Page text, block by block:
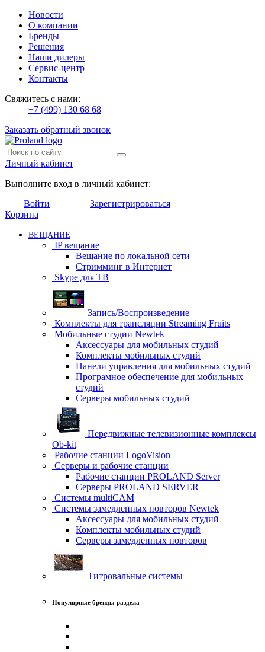
Новости
О компании
Бренды
Решения
Наши дилеры
Сервис-центр
Контакты
Свяжитесь с нами:
+7 (499) 130 68 68
Заказать обратный звонок
Личный кабинет
Выполните вход в личный кабинет:
Войти
Зарегистрироваться
Корзина
ВЕЩАНИЕ
IP вещание
Вещание по локальной сети
Стримминг в Интернет
Skype для ТВ
Запись/Воспроизведение
Комплекты для трансляции Streaming Fruits
Мобильные студии Newtek
Аксессуары для мобильных студий
Комплекты мобильных студий
Панели управления для мобильных студий
Програмное обеспечение для мобильных
студий
Серверы мобильных студий
Передвижные телевизионные комплексы
Ob-kit
Рабочие станции LogoVision
Серверы и рабочие станции
Рабочие станции PROLAND Server
Серверы PROLAND SERVER
Системы multiCAM
Системы замедленных повторов Newtek
Аксессуары для мобильных студий
Комплекты мобильных студий
Серверы замедленных повторов
Титровальные системы
Популярные бренды раздела